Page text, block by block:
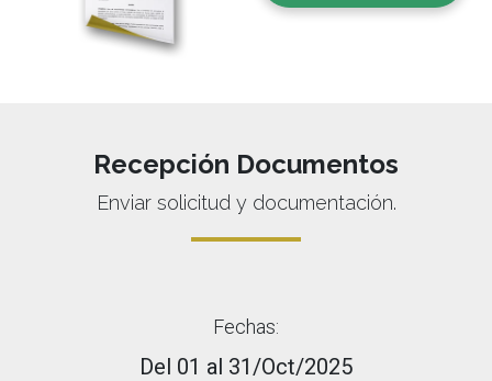
Recepción Documentos
Enviar solicitud y documentación.
Fechas:
Del 01 al 31/Oct/2025